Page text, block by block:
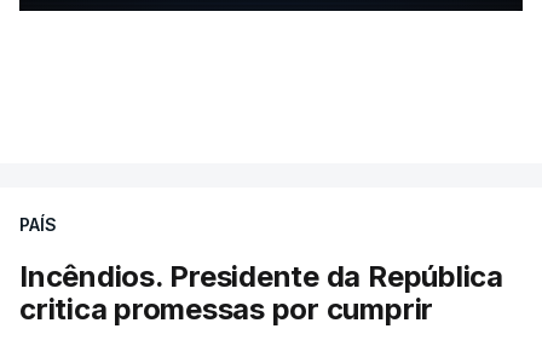
PAÍS
Incêndios. Presidente da República
critica promessas por cumprir